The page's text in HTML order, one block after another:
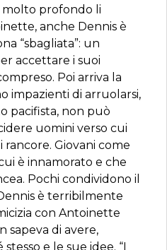
molto profondo li
anche Dennis è
“sbagliata”: un
accettare i suoi
Poi arriva la
impazienti di arruolarsi,
pacifista, non può
uomini verso cui
Giovani come
è innamorato e che
Pochi condividono il
è terribilmente
con Antoinette
sapeva di avere,
e le sue idee. “I